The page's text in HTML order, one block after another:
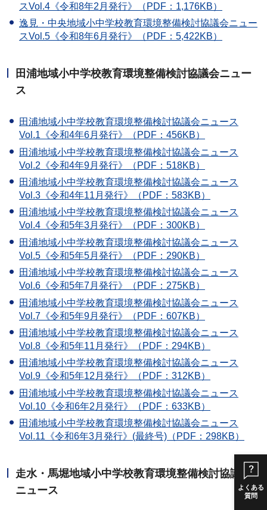
よくある
質問
スVol.4《令和8年2月発行》（PDF：1,176KB）
逸見・中央地域小中学校教育環境整備検討協議会ニュー
スVol.5《令和8年6月発行》（PDF：5,422KB）
田浦地域小中学校教育環境整備検討協議会ニュー
ス
田浦地域小中学校教育環境整備検討協議会ニュース
Vol.1《令和4年6月発行》（PDF：456KB）
田浦地域小中学校教育環境整備検討協議会ニュース
Vol.2《令和4年9月発行》（PDF：518KB）
田浦地域小中学校教育環境整備検討協議会ニュース
Vol.3《令和4年11月発行》（PDF：583KB）
田浦地域小中学校教育環境整備検討協議会ニュース
Vol.4《令和5年3月発行》（PDF：300KB）
田浦地域小中学校教育環境整備検討協議会ニュース
Vol.5《令和5年5月発行》（PDF：290KB）
田浦地域小中学校教育環境整備検討協議会ニュース
Vol.6《令和5年7月発行》（PDF：275KB）
田浦地域小中学校教育環境整備検討協議会ニュース
Vol.7《令和5年9月発行》（PDF：607KB）
田浦地域小中学校教育環境整備検討協議会ニュース
Vol.8《令和5年11月発行》（PDF：294KB）
田浦地域小中学校教育環境整備検討協議会ニュース
Vol.9《令和5年12月発行》（PDF：312KB）
田浦地域小中学校教育環境整備検討協議会ニュース
Vol.10《令和6年2月発行》（PDF：633KB）
田浦地域小中学校教育環境整備検討協議会ニュース
Vol.11《令和6年3月発行》(最終号)（PDF：298KB）
走水・馬堀地域小中学校教育環境整備検討協議会
ニュース